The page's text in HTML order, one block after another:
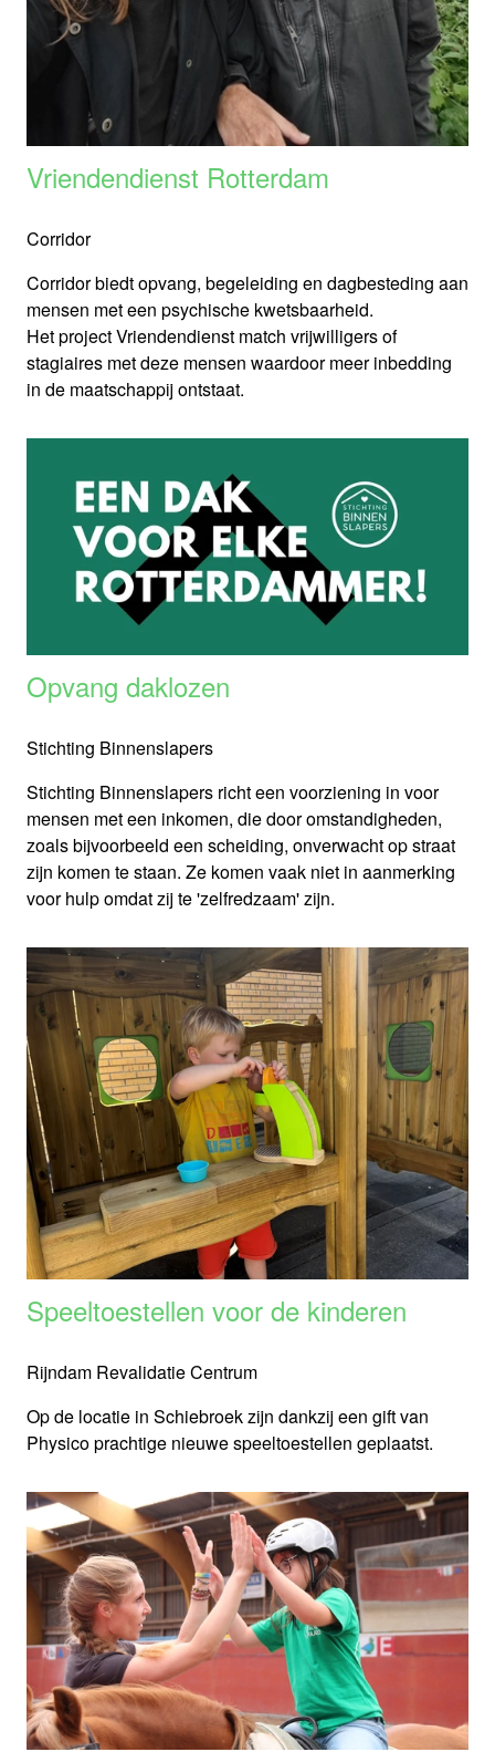
Vriendendienst Rotterdam
Corridor
Corridor biedt opvang, begeleiding en dagbesteding aan
mensen met een psychische kwetsbaarheid.
Het project Vriendendienst match vrijwilligers of
stagiaires met deze mensen waardoor meer inbedding
in de maatschappij ontstaat.
Opvang daklozen
Stichting Binnenslapers
Stichting Binnenslapers richt een voorziening in voor
mensen met een inkomen, die door omstandigheden,
zoals bijvoorbeeld een scheiding, onverwacht op straat
zijn komen te staan. Ze komen vaak niet in aanmerking
voor hulp omdat zij te 'zelfredzaam' zijn.
Speeltoestellen voor de kinderen
Rijndam Revalidatie Centrum
Op de locatie in Schiebroek zijn dankzij een gift van
Physico prachtige nieuwe speeltoestellen geplaatst.